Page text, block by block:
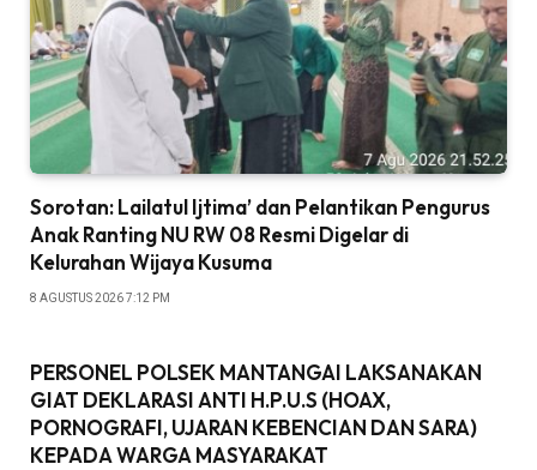
Sorotan: Lailatul Ijtima’ dan Pelantikan Pengurus
Anak Ranting NU RW 08 Resmi Digelar di
Kelurahan Wijaya Kusuma
8 AGUSTUS 2026 7:12 PM
PERSONEL POLSEK MANTANGAI LAKSANAKAN
GIAT DEKLARASI ANTI H.P.U.S (HOAX,
PORNOGRAFI, UJARAN KEBENCIAN DAN SARA)
KEPADA WARGA MASYARAKAT